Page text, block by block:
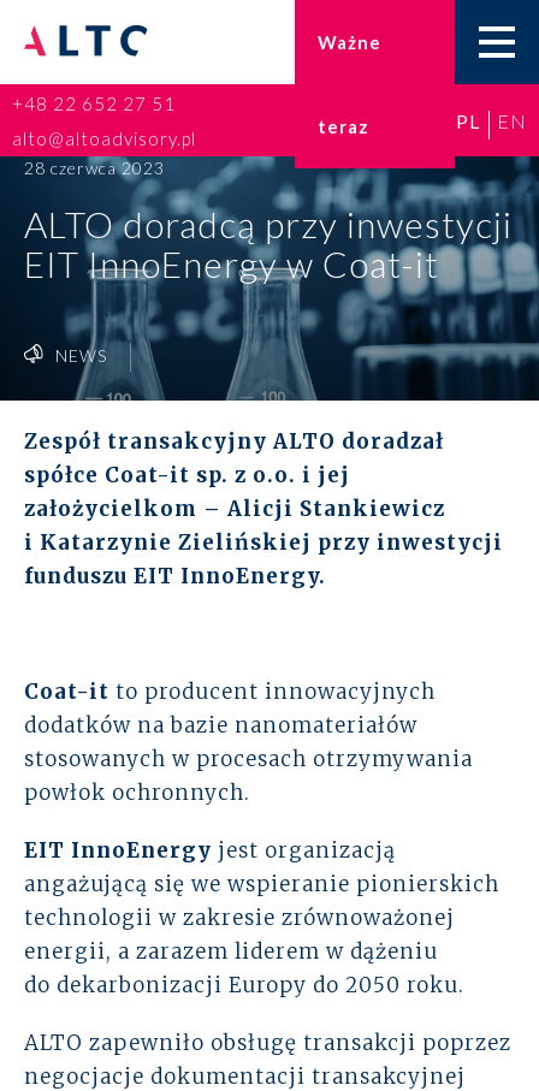
Ważne
teraz
Doradztwo podatkowe
Księgowość
Kadry i płace
ESG
Broker ubezpieczeniowy
Prawo karne dla biznesu
Rozwiązania
Dołącz do nas
Dlaczego ALTO
Case studies
Baza wiedzy
ALTOstratus
Kontakt
+48 22 652 27 51
alto@altoadvisory.pl
PL EN
28 czerwca 2023
ALTO doradcą przy inwestycji
EIT InnoEnergy w Coat-it
NEWS
Zespół transakcyjny ALTO doradzał
spółce Coat-it sp. z o.o. i jej
założycielkom – Alicji Stankiewicz
i Katarzynie Zielińskiej przy inwestycji
funduszu EIT InnoEnergy.
Coat-it to producent innowacyjnych
dodatków na bazie nanomateriałów
stosowanych w procesach otrzymywania
powłok ochronnych.
EIT InnoEnergy jest organizacją
angażującą się we wspieranie pionierskich
technologii w zakresie zrównoważonej
energii, a zarazem liderem w dążeniu
do dekarbonizacji Europy do 2050 roku.
ALTO zapewniło obsługę transakcji poprzez
negocjacje dokumentacji transakcyjnej